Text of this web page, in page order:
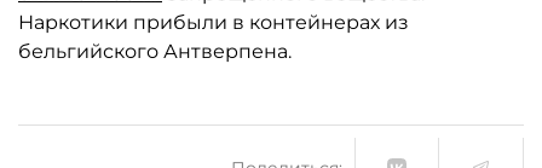
Наркотики прибыли в контейнерах из
бельгийского Антверпена.